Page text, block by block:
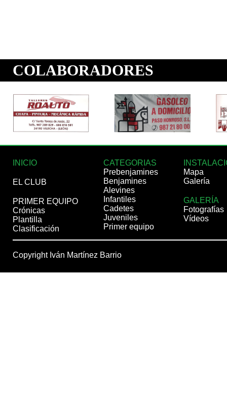
INICIO
EL CLUB
PRIMER EQUIPO
Crónicas
Plantilla
Clasificación
CATEGORIAS
Prebenjamines
Benjamines
Alevines
Infantiles
Cadetes
Juveniles
Primer equipo
Mapa
Galería
GALERÍA
Fotografías
Vídeos
Copyright Iván Martínez Barrio